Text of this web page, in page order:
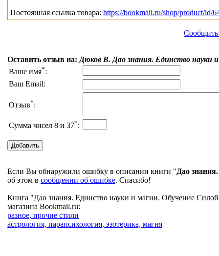
Постоянная ссылка товара: https://bookmail.ru/shop/product/id/
Оставить отзыв на:Дюков В. Дао знания. Единство науки
Ваше имя*:
Ваш Email:
Отзыв*:
Сумма чисел 8 и 37*:
Если Вы обнаружили ошибку в описании книги "Дао
об этом в сообщении об ошибке. Спасибо!
Книга "Дао знания. Единство науки и магии. Обучение
магазина Bookmail.ru:
разное, прочие стили
астрология, парапсихология, эзотерика, магия